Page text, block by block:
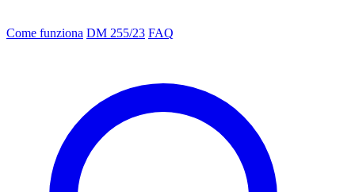
Come funziona DM 255/23 FAQ